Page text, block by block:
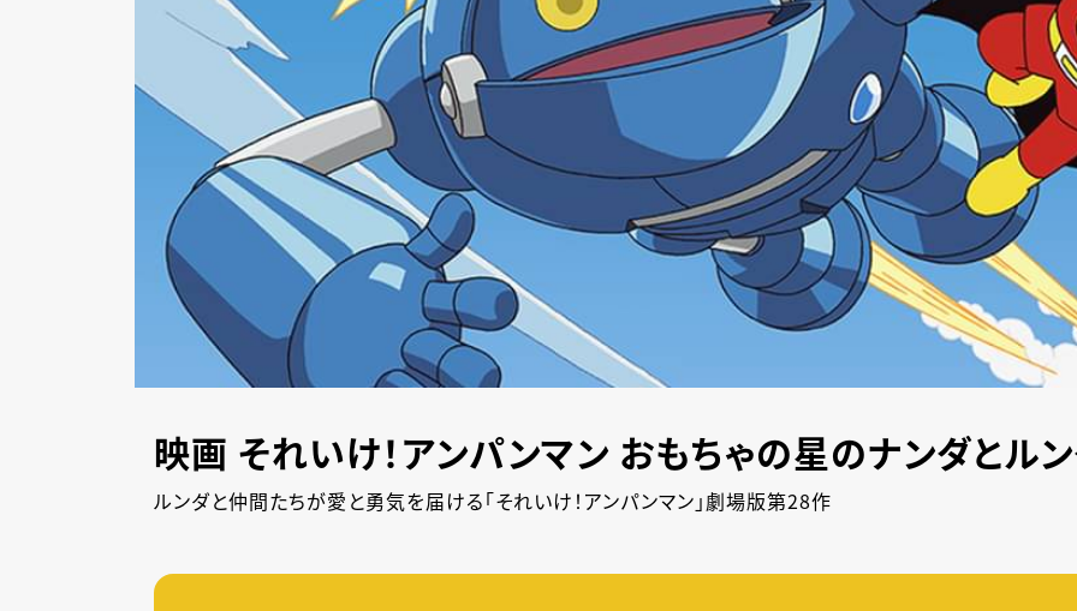
映画 それいけ！アンパンマン おもちゃの星のナンダとル
ルンダと仲間たちが愛と勇気を届ける「それいけ！アンパンマン」劇場版第28作